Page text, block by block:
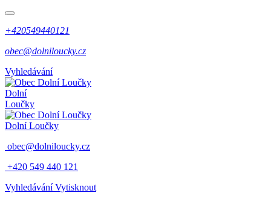
+420549440121
obec@dolniloucky.cz
Vyhledávání
Dolní
Loučky
Dolní Loučky
obec@dolniloucky.cz
+420 549 440 121
Vyhledávání Vytisknout